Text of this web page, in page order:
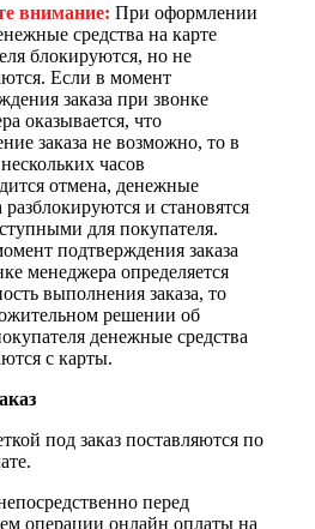
внимание: При оформлении
средства на карте
блокируются, но не
Если в момент
заказа при звонке
оказывается, что
заказа не возможно, то в
часов
отмена, денежные
разблокируются и становятся
для покупателя.
подтверждения заказа
менеджера определяется
выполнения заказа, то
решении об
денежные средства
с карты.
под заказ поставляются по
перед
операции онлайн оплаты на